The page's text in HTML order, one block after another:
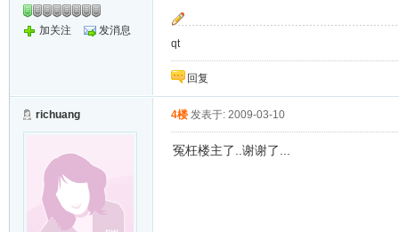
加关注 发消息
qt
回复
richuang 4楼 发表于: 2009-03-10
冤枉楼主了..谢谢了...